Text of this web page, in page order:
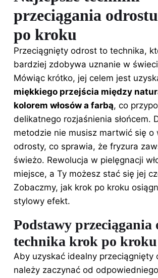
przeciągania
po kroku
Przeciągnięty odrost to technika,
bardziej zdobywa uznanie w
Mówiąc krótko, jej celem jest
miękkiego przejścia między
kolorem włosów a farbą, co
delikatnego rozjaśnienia słońcem.
metodzie nie musisz martwić się o
odrosty, co sprawia, że fryzura
świeżo. Rewolucja w pielęgnacji
miejsce, a Ty możesz stać się jej
Zobaczmy, jak krok po kroku
stylowy efekt.
Podstawy przeciągania
technika krok po kroku
Aby uzyskać idealny przeciągnięty
należy zaczynać od odpowiedniego